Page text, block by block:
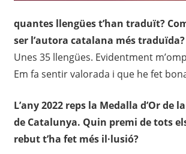
quantes llengües t’han traduït?
ser l’autora catalana més traduïda?
Unes 35 llengües. Evidentment
Em fa sentir valorada i que he fet
L’any 2022 reps la Medalla d’Or de
de Catalunya. Quin premi de tots
rebut t’ha fet més il·lusió?